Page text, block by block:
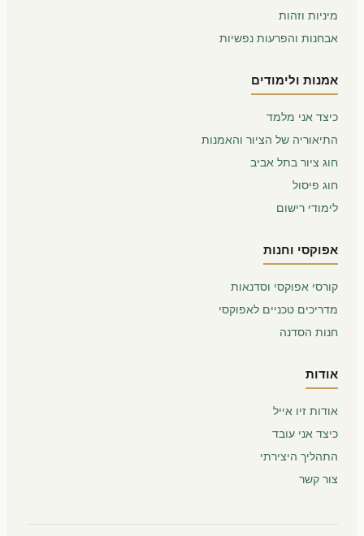
מיניות וזהות
אבחנות והפרעות נפשיות
אמנות ולימודים
כיצד אני מלמד
התיאוריה של הציור והאמנות
חוג ציור בתל אביב
חוג פיסול
לימודי רישום
אפוקסי וחנות
קורסי אפוקסי וסדנאות
מדריכים טכניים לאפוקסי
חנות הסדנה
אודות
אודות זיו אייל
כיצד אני עובד
התהליך היצירתי
צור קשר